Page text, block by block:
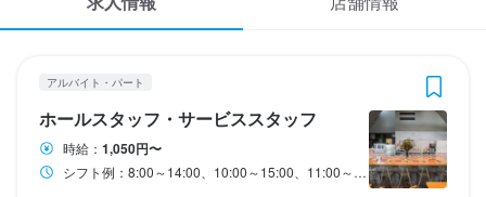
掲載をご検討の店舗様へ
アルバイト・パート
ホールスタッフ・サービススタッフ
時給： 1,050円〜
シフト例：8:00～14:00、10:00～15:00、11:00～16:00など（週2日～OK、1日3h～OK、勤務時間は応相談）8:00～17:00などフルタイムも大歓迎！
ホールスタッフ・サービススタッフ
時給1,050円〜